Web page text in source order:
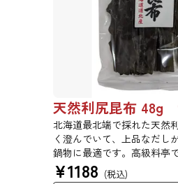
天然利尻昆布 48g
北海道最北端で採れた天然
く澄んでいて、上品なだし
鍋物に最適です。高級料亭
使われている高級昆布です。
¥1188 (税込)